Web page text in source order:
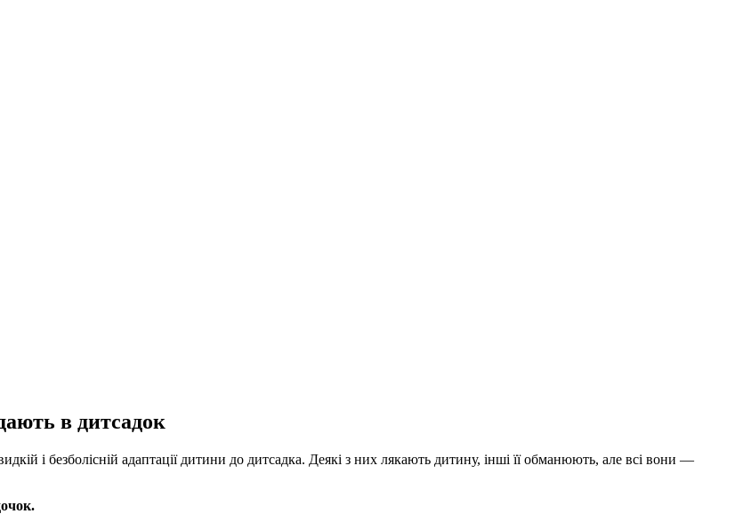
в дитсадок
і безболісній адаптації дитини до дитсадка. Деякі з них лякають дитину, інші її обманюють, але всі вони —